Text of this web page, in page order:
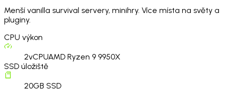
Menší vanilla survival servery, minihry. Více místa na světy a
pluginy.
CPU výkon
2vCPUAMD Ryzen 9 9950X
SSD úložiště
20GB SSD